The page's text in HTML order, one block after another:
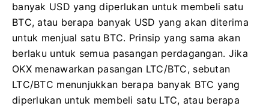
banyak USD yang diperlukan untuk membeli satu
BTC, atau berapa banyak USD yang akan diterima
untuk menjual satu BTC. Prinsip yang sama akan
berlaku untuk semua pasangan perdagangan. Jika
OKX menawarkan pasangan LTC/BTC, sebutan
LTC/BTC menunjukkan berapa banyak BTC yang
diperlukan untuk membeli satu LTC, atau berapa